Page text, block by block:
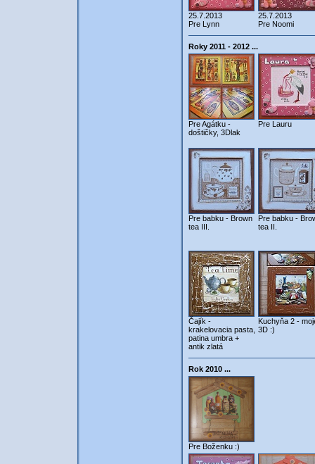
25.7.2013
Pre Lynn
25.7.2013
Pre Noomi
Roky 2011 - 2012 ...
Pre Agátku -
doštičky, 3Dlak
Pre Lauru
Pre babku - Brown
tea III.
Pre babku -
tea II.
Čajík -
krakelovacia pasta,
patina umbra +
antik zlatá
Kuchyňa 2 -
3D :)
Rok 2010 ...
Pre Boženku :)